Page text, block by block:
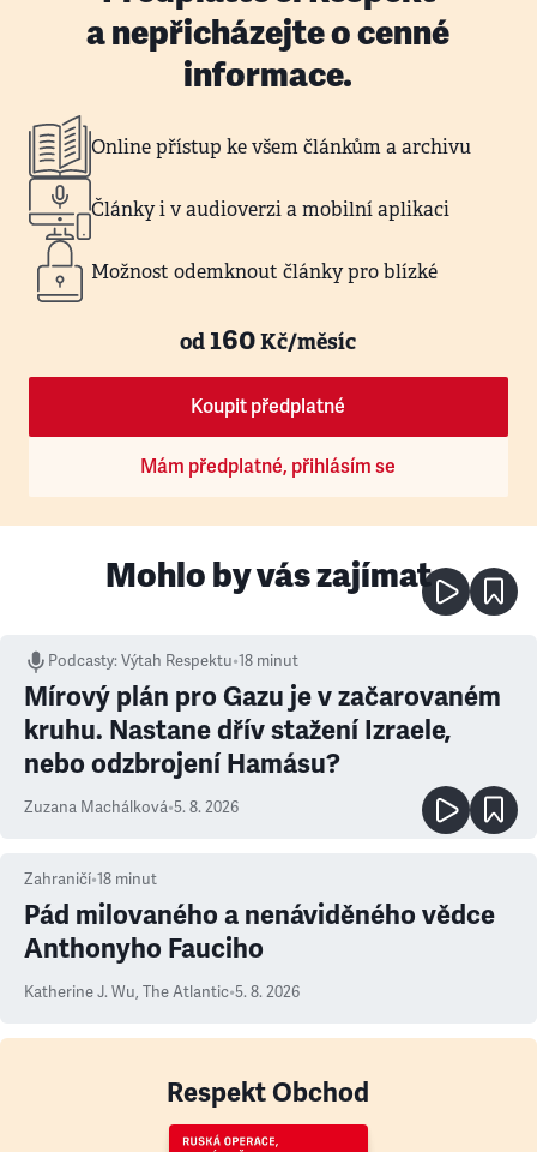
a nepřicházejte o cenné
informace.
Online přístup ke všem článkům a archivu
Články i v audioverzi a mobilní aplikaci
Možnost odemknout články pro blízké
od160Kč/měsíc
Koupit předplatné
Mám předplatné, přihlásím se
Mohlo by vás zajímat
Podcasty:Výtah Respektu•18 minut
Mírový plán pro Gazu je v začarovaném
kruhu. Nastane dřív stažení Izraele,
nebo odzbrojení Hamásu?
Zuzana Machálková•5. 8. 2026
Zahraničí•18 minut
Pád milovaného a nenáviděného vědce
Anthonyho Fauciho
Katherine J. Wu, The Atlantic•5. 8. 2026
Respekt Obchod